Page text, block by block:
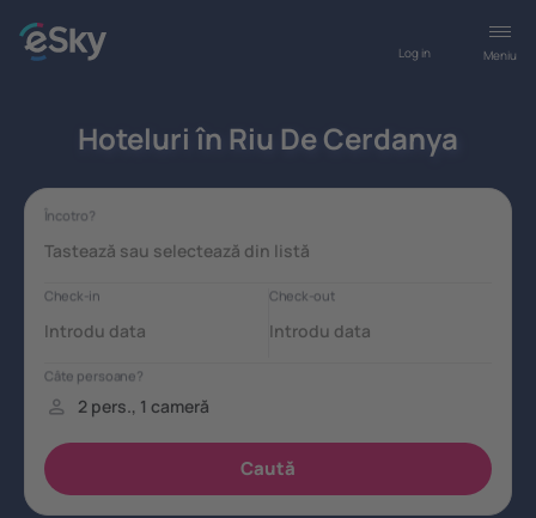
Meniu
Log in
Hoteluri în Riu De Cerdanya